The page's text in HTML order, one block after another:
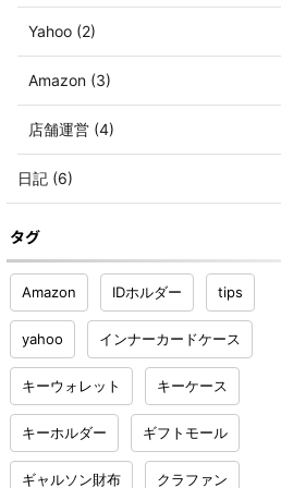
Yahoo (2)
Amazon (3)
店舗運営 (4)
日記 (6)
タグ
Amazon IDホルダー tips
yahoo インナーカードケース
キーウォレット キーケース
キーホルダー ギフトモール
ギャルソン財布 クラファン